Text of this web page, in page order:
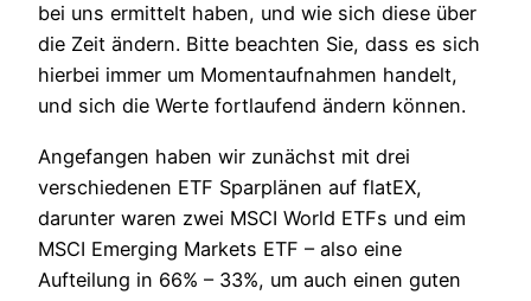
bei uns ermittelt haben, und wie sich diese über
die Zeit ändern. Bitte beachten Sie, dass es sich
hierbei immer um Momentaufnahmen handelt,
und sich die Werte fortlaufend ändern können.
Angefangen haben wir zunächst mit drei
verschiedenen ETF Sparplänen auf flatEX,
darunter waren zwei MSCI World ETFs und eim
MSCI Emerging Markets ETF – also eine
Aufteilung in 66% – 33%, um auch einen guten